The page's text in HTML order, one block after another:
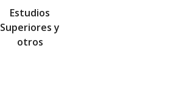
Estudios
Superiores y
otros